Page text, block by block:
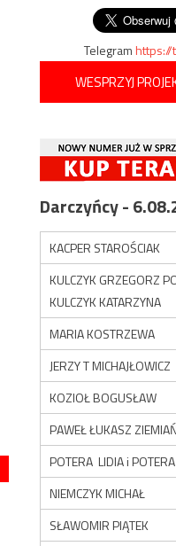
Telegramhttps://
WESPRZYJ
Darczyńcy -
KACPER STAROŚCIAK
KULCZYK GRZEGORZ
KULCZYK KATARZYNA
MARIA KOSTRZEWA
JERZY T MICHAJŁOWICZ
KOZIOŁ BOGUSŁAW
PAWEŁ ŁUKASZ
POTERA LIDIA i
NIEMCZYK MICHAŁ
SŁAWOMIR PIĄTEK